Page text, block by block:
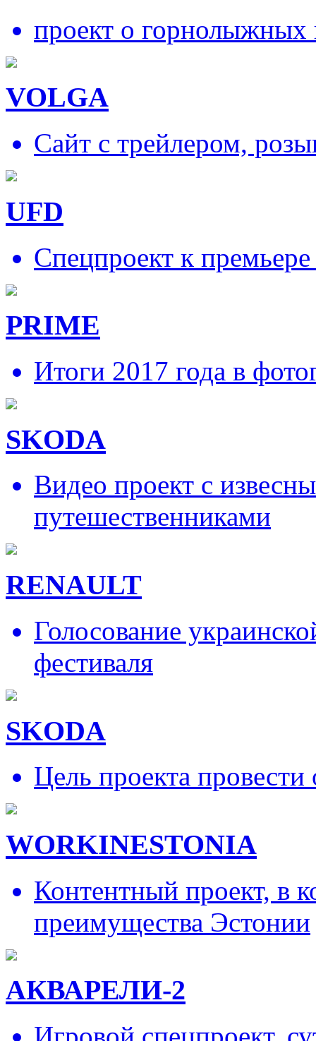
проект о горнолыжных
VOLGA
Сайт с трейлером,
UFD
Спецпроект к
PRIME
Итоги 2017 года в
SKODA
Видео проект с
путешественниками
RENAULT
Голосование
фестиваля
SKODA
Цель проекта провести
WORKINESTONIA
Контентный проект, в
преимущества Эстонии
АКВАРЕЛИ-2